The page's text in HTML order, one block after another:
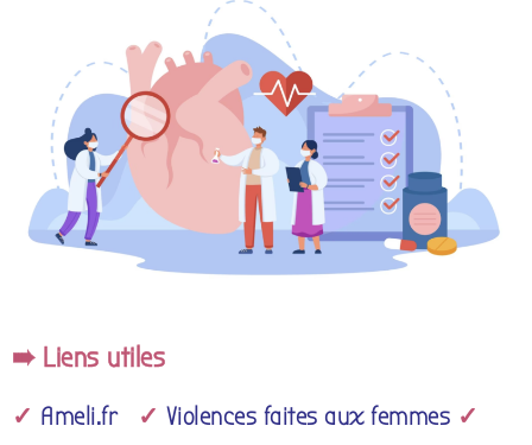
➠ Liens utiles
✓ Ameli.fr ✓ Violences faites aux femmes ✓